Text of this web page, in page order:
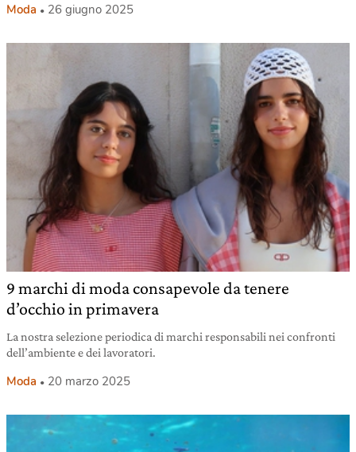
Moda 26 giugno 2025
9 marchi di moda consapevole da tenere
d’occhio in primavera
La nostra selezione periodica di marchi responsabili nei confronti
dell’ambiente e dei lavoratori.
Moda 20 marzo 2025